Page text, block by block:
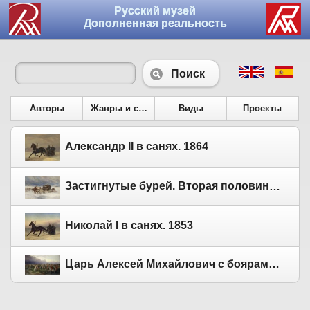
Русский музей
Дополненная реальность
Поиск
Авторы Жанры и сюжеты Виды Проекты
Александр II в санях. 1864
Застигнутые бурей. Вторая половина XIX века
Николай I в санях. 1853
Царь Алексей Михайлович с боярами на соколиной охоте близ Москвы. 1873